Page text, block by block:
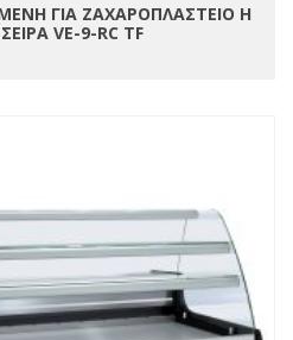
ΓΙΑ ΖΑΧΑΡΟΠΛΑΣΤΕΙΟ Η
VE-9-RC TF